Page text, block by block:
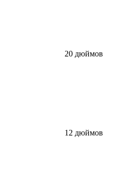
20 дюймов
12 дюймов